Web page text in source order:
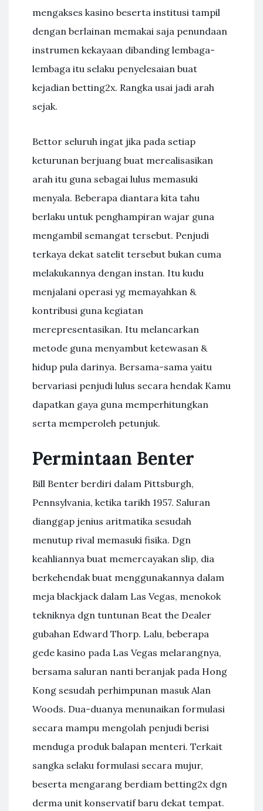
mengakses kasino beserta institusi tampil
dengan berlainan memakai saja penundaan
instrumen kekayaan dibanding lembaga-
lembaga itu selaku penyelesaian buat
kejadian betting2x. Rangka usai jadi arah
sejak.
Bettor seluruh ingat jika pada setiap
keturunan berjuang buat merealisasikan
arah itu guna sebagai lulus memasuki
menyala. Beberapa diantara kita tahu
berlaku untuk penghampiran wajar guna
mengambil semangat tersebut. Penjudi
terkaya dekat satelit tersebut bukan cuma
melakukannya dengan instan. Itu kudu
menjalani operasi yg memayahkan &
kontribusi guna kegiatan
merepresentasikan. Itu melancarkan
metode guna menyambut ketewasan &
hidup pula darinya. Bersama-sama yaitu
bervariasi penjudi lulus secara hendak Kamu
dapatkan gaya guna memperhitungkan
serta memperoleh petunjuk.
Permintaan Benter
Bill Benter berdiri dalam Pittsburgh,
Pennsylvania, ketika tarikh 1957. Saluran
dianggap jenius aritmatika sesudah
menutup rival memasuki fisika. Dgn
keahliannya buat memercayakan slip, dia
berkehendak buat menggunakannya dalam
meja blackjack dalam Las Vegas, menokok
tekniknya dgn tuntunan Beat the Dealer
gubahan Edward Thorp. Lalu, beberapa
gede kasino pada Las Vegas melarangnya,
bersama saluran nanti beranjak pada Hong
Kong sesudah perhimpunan masuk Alan
Woods. Dua-duanya menunaikan formulasi
secara mampu mengolah penjudi berisi
menduga produk balapan menteri. Terkait
sangka selaku formulasi secara mujur,
beserta mengarang berdiam betting2x dgn
derma unit konservatif baru dekat tempat.